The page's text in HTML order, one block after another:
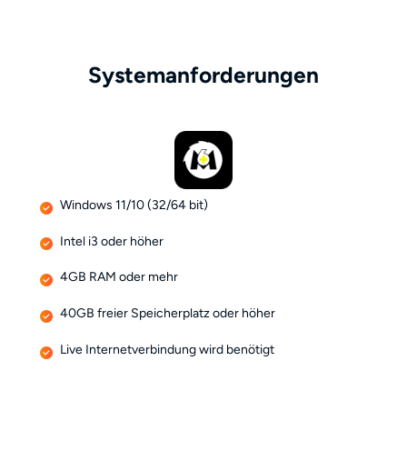
Systemanforderungen
Windows 11/10 (32/64 bit)
Intel i3 oder höher
4GB RAM oder mehr
40GB freier Speicherplatz oder höher
Live Internetverbindung wird benötigt